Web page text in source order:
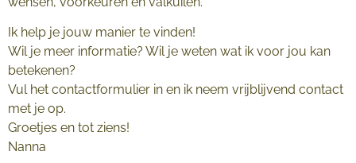
Ik help je jouw manier te vinden!
Wil je meer informatie? Wil je weten wat ik voor jou kan
betekenen?
Vul het contactformulier in en ik neem vrijblijvend contact
met je op.
Groetjes en tot ziens!
Nanna